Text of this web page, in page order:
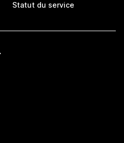
Statut du service